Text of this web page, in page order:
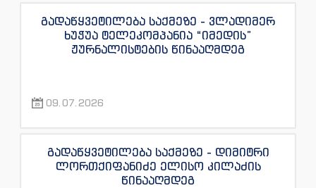
გადაწყვეტილება საქმეზე - ვლადიმერ
ხუჭუა ტელეკომპანია “იმედის”
ჟურნალისტების წინააღმდეგ
09.07.2026
გადაწყვეტილება საქმეზე - დიმიტრი
ლორთქიფანიძე ელისო კილაძის
წინააღმდეგ